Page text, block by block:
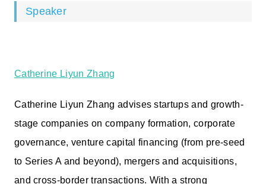
Speaker
Catherine Liyun Zhang
Catherine Liyun Zhang advises startups and growth-
stage companies on company formation, corporate
governance, venture capital financing (from pre-seed
to Series A and beyond), mergers and acquisitions,
and cross-border transactions. With a strong